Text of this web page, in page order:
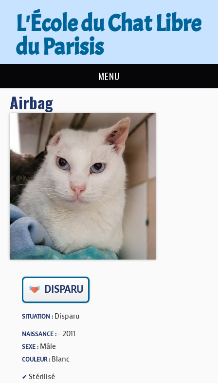
L'École du Chat Libre
du Parisis
MENU
L’ÉCOLE DU CHAT
ACTUALITÉS
ADOPTER
NOUS AIDER
CONTACT
BOUTIQUE
FORUM
Airbag
DISPARU
SITUATION : Disparu
NAISSANCE :- 2011
SEXE : Mâle
COULEUR : Blanc
✔ Stérilisé